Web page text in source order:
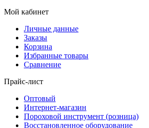
Мой кабинет
Личные данные
Заказы
Корзина
Избранные товары
Сравнение
Прайс-лист
Оптовый
Интернет-магазин
Пороховой инструмент (розница)
Восстановленное оборудование